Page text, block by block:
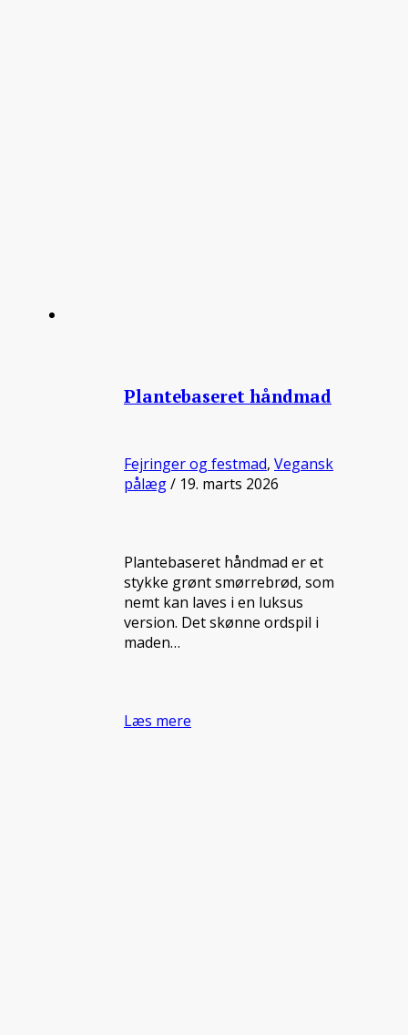
Plantebaseret håndmad
Fejringer og festmad, Vegansk
pålæg/ 19. marts 2026
Plantebaseret håndmad er et
stykke grønt smørrebrød, som
nemt kan laves i en luksus
version. Det skønne ordspil i
maden…
Læs mere